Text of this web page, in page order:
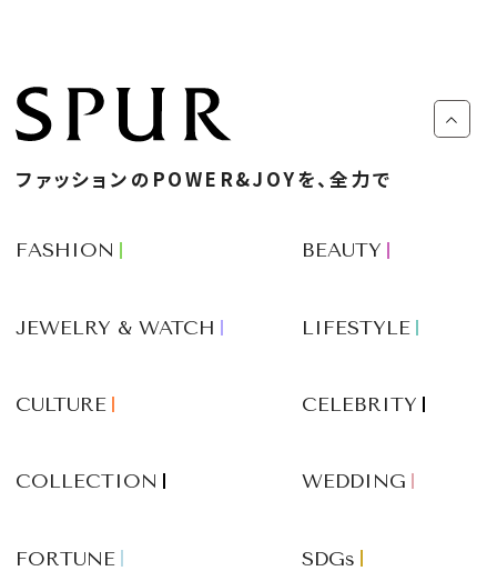
ファッションのPOWER&JOYを、全力で
FASHION BEAUTY
JEWELRY & WATCH LIFESTYLE
CULTURE CELEBRITY
COLLECTION WEDDING
FORTUNE SDGs